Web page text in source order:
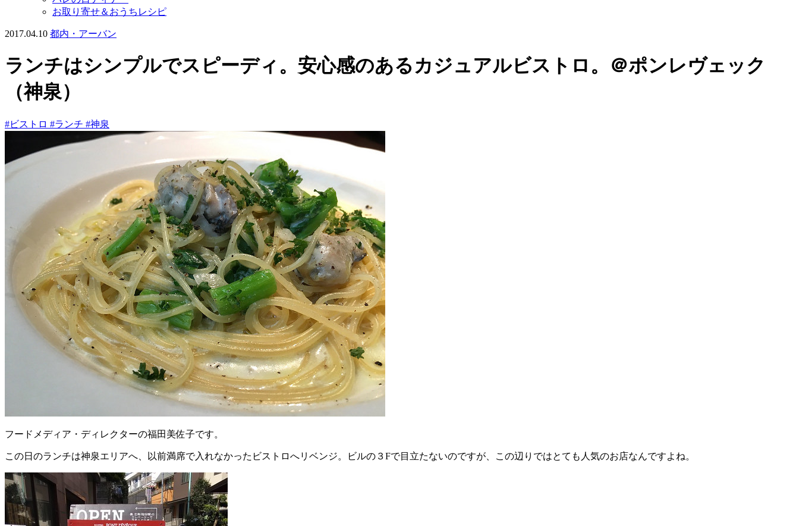
お取り寄せ＆おうちレシピ
2017.04.10 都内・アーバン
ランチはシンプルでスピーディ。安心感のあるカジュアルビストロ。＠ポンレヴェック
（神泉）
#ビストロ #ランチ #神泉
フードメディア・ディレクターの福田美佐子です。
この日のランチは神泉エリアへ、以前満席で入れなかったビストロへリベンジ。ビルの３Fで目立たないのですが、この辺りではとても人気のお店なんですよね。